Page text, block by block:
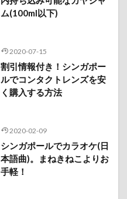
ム(100ml以下)
2020-07-15
割引情報付き！シンガポー
ルでコンタクトレンズを安
く購入する方法
2020-02-09
シンガポールでカラオケ(日
本語曲)。まねきねこよりお
手軽！